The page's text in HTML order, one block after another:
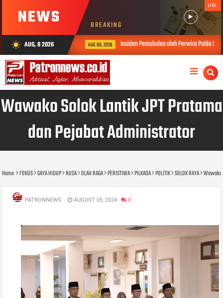
NEWS BREAKING
LIVE
wb_sunny AUG, 8 2026 AUG 08, 2026 Insiden Pemukulan oleh Perwira Polda Sumbar,
Wawako Solok Lantik JPT Pratama
dan Pejabat Administrator
Home FOKUS GAYA HIDUP NUSA OLAH RAGA PERISTIWA PILKADA POLITIK SOLOK RAYA Wawako
PATRONNEWS AUGUST 05, 2024 0